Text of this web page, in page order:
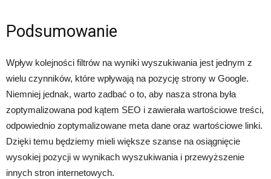
Podsumowanie
Wpływ kolejności filtrów na wyniki wyszukiwania jest jednym z
wielu czynników, które wpływają na pozycję strony w Google.
Niemniej jednak, warto zadbać o to, aby nasza strona była
zoptymalizowana pod kątem SEO i zawierała wartościowe treści,
odpowiednio zoptymalizowane meta dane oraz wartościowe linki.
Dzięki temu będziemy mieli większe szanse na osiągnięcie
wysokiej pozycji w wynikach wyszukiwania i przewyższenie
innych stron internetowych.